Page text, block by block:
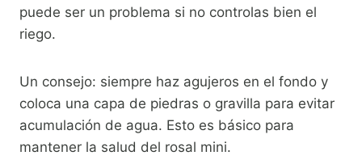
puede ser un problema si no controlas bien el
riego.
Un consejo: siempre haz agujeros en el fondo y
coloca una capa de piedras o gravilla para evitar
acumulación de agua. Esto es básico para
mantener la salud del rosal mini.